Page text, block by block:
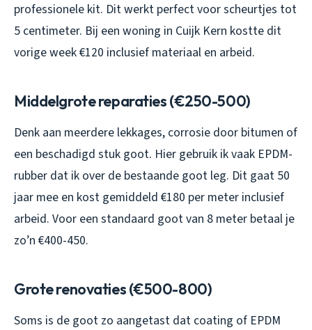
professionele kit. Dit werkt perfect voor scheurtjes tot
5 centimeter. Bij een woning in Cuijk Kern kostte dit
vorige week €120 inclusief materiaal en arbeid.
Middelgrote reparaties (€250-500)
Denk aan meerdere lekkages, corrosie door bitumen of
een beschadigd stuk goot. Hier gebruik ik vaak EPDM-
rubber dat ik over de bestaande goot leg. Dit gaat 50
jaar mee en kost gemiddeld €180 per meter inclusief
arbeid. Voor een standaard goot van 8 meter betaal je
zo’n €400-450.
Grote renovaties (€500-800)
Soms is de goot zo aangetast dat coating of EPDM